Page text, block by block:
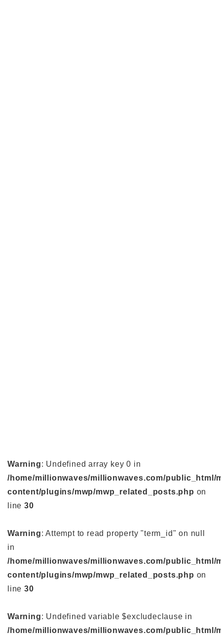
Warning: Undefined array key 0 in
/home/millionwaves/millionwaves.com/public_html/
content/plugins/mwp/mwp_related_posts.php on
line 30
Warning: Attempt to read property "term_id" on null
in
/home/millionwaves/millionwaves.com/public_html/
content/plugins/mwp/mwp_related_posts.php on
line 30
Warning: Undefined variable $excludeclause in
/home/millionwaves/millionwaves.com/public_html/